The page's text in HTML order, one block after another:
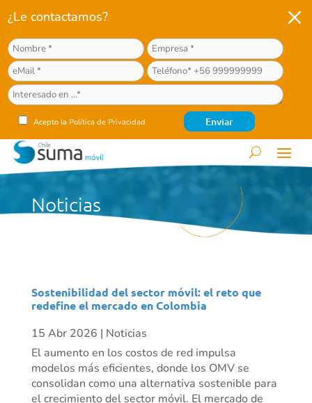
¿Le contactamos?
Acepto la Política de Privacidad
M
Noticias
Sostenibilidad del sector móvil: el reto que
redefine el mercado en Colombia
15 Abr 2026 | Noticias
El aumento en los costos de red impulsa
modelos más eficientes, donde los OMV se
consolidan como una alternativa sostenible para
el crecimiento del sector móvil. El mercado de